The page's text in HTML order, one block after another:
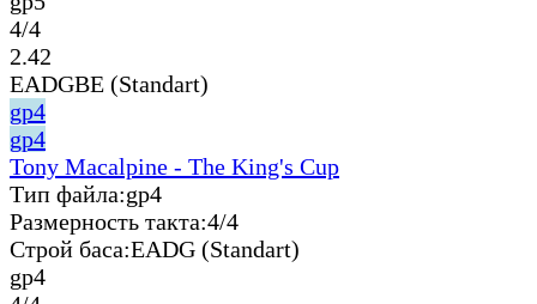
4/4
2.42
EADGBE (Standart)
gp4
gp4
Tony Macalpine - The King's Cup
Тип файла:gp4
Размерность такта:4/4
Строй баса:EADG (Standart)
gp4